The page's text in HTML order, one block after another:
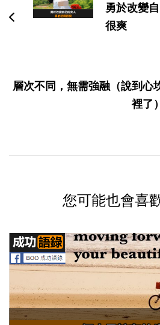
航
勇於改變
很爽
層次不同，無需強融（說到心
裡了）
您可能也會喜